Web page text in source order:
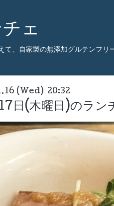
ェ
、自家製の無添加グルテンフ
(Wed) 20:32
日(木曜日)のラン